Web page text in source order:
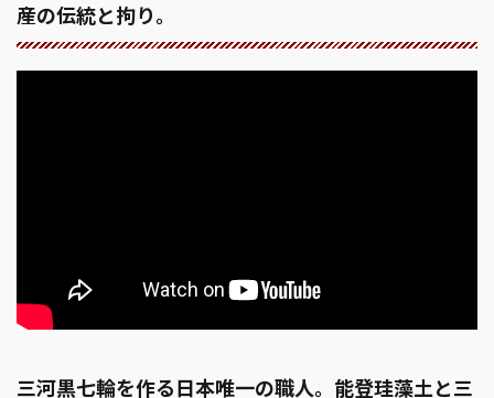
産の伝統と拘り。
三河黒七輪を作る日本唯一の職人。能登珪藻土と三